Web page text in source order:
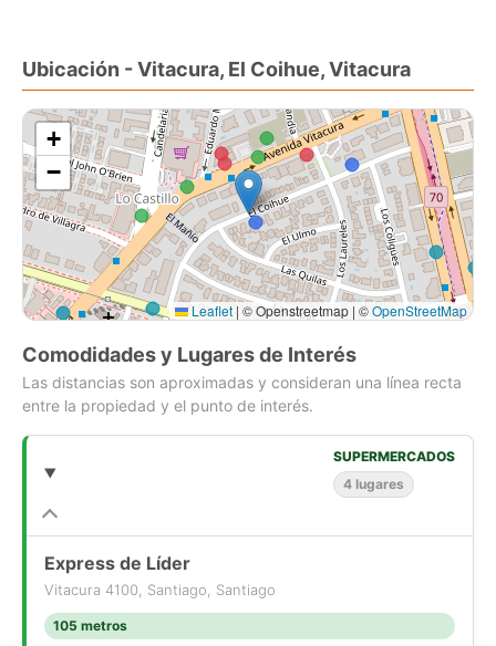
Dos estacionamientos.
Gastos comunes $ 200.000 aprox incluyen agua caliente y
suben en invierno de acuerdo a consumo de calefacción.
EDIFICIO:
Estacionamientos de visita.
Conserje 24/7.
Vigilancia por cámaras.
Ubicación - Vitacura, El Coihue, Vitacura
+
−
Leaflet | © Openstreetmap | ©OpenStreetMap
Comodidades y Lugares de Interés
Las distancias son aproximadas y consideran una línea recta
entre la propiedad y el punto de interés.
SUPERMERCADOS
4 lugares
Express de Líder
Vitacura 4100, Santiago, Santiago
105 metros